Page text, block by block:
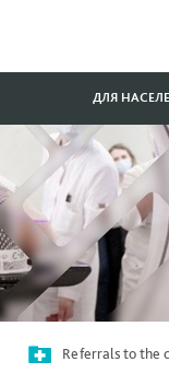
ДЛЯ
Referrals to the